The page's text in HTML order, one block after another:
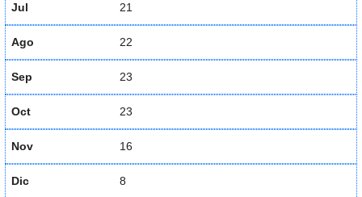
Jul 21
Ago 22
Sep 23
Oct 23
Nov 16
Dic 8